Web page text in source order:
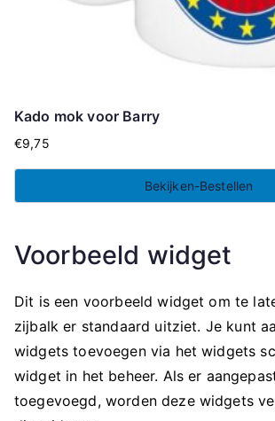
Kado mok voor Barry
€9,75
Bekijken-Bestellen
Voorbeeld widget
Dit is een voorbeeld widget om te
zijbalk er standaard uitziet. Je kunt
widgets toevoegen via het widgets
widget in het beheer. Als er
toegevoegd, worden deze widgets